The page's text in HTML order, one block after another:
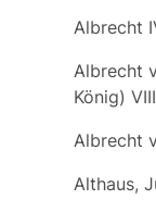
Albrecht
Albrecht
König)
Albrecht
Althaus,